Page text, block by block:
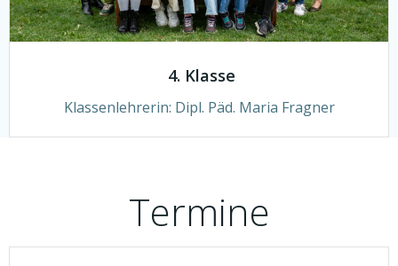
4. Klasse
Klassenlehrerin: Dipl. Päd. Maria Fragner
Termine